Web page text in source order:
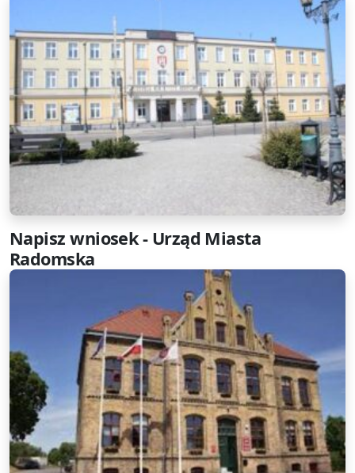
Napisz wniosek - Urząd Miasta
Radomska